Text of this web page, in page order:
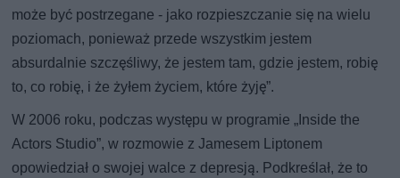
może być postrzegane - jako rozpieszczanie się na wielu
poziomach, ponieważ przede wszystkim jestem
absurdalnie szczęśliwy, że jestem tam, gdzie jestem, robię
to, co robię, i że żyłem życiem, które żyję”.
W 2006 roku, podczas występu w programie „Inside the
Actors Studio”, w rozmowie z Jamesem Liptonem
opowiedział o swojej walce z depresją. Podkreślał, że to